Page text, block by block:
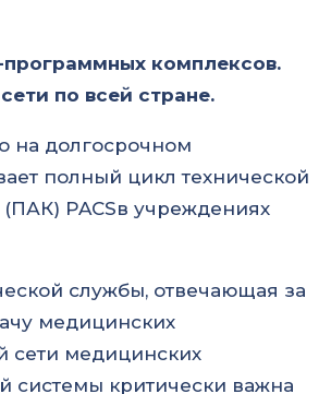
комплексов.
по всей стране.
на долгосрочном
полный цикл технической
PACSв учреждениях
службы, отвечающая за
медицинских
сети медицинских
системы критически важна